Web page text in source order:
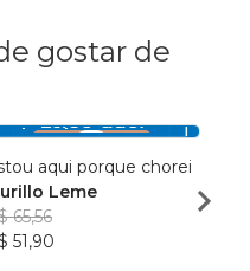
gostar de
aqui porque chorei
Leme
65,56
51,90
R$